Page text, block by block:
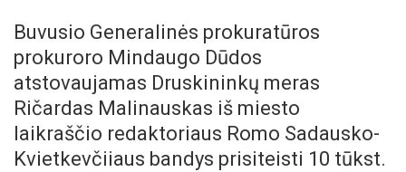
Buvusio Generalinės prokuratūros
prokuroro Mindaugo Dūdos
atstovaujamas Druskininkų meras
Ričardas Malinauskas iš miesto
laikraščio redaktoriaus Romo Sadausko-
Kvietkevčiiaus bandys prisiteisti 10 tūkst.